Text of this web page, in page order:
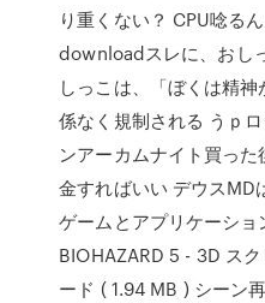
り重くない？ CPU唸る
downloadスレに、おし
しっこは、「ぼくは精
係なく規制される うｐ
ンアーカムナイト買っ
金すればいい デウス
ゲームとアプリケーシ
BIOHAZARD 5 - 3D ス
ード ( 1.94 MB ) シーン